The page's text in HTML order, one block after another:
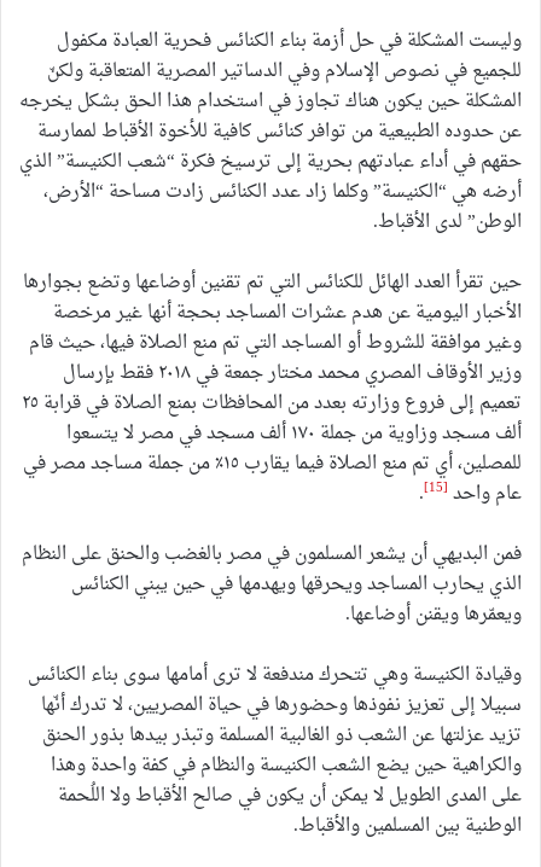
وليست المشكلة في حل أزمة بناء الكنائس فحرية العبادة مكفول
للجميع في نصوص الإسلام وفي الدساتير المصرية المتعاقبة ولكنّ
المشكلة حين يكون هناك تجاوز في استخدام هذا الحق بشكل يخرجه
عن حدوده الطبيعية من توافر كنائس كافية للأخوة الأقباط لممارسة
حقهم في أداء عبادتهم بحرية إلى ترسيخ فكرة “شعب الكنيسة” الذي
أرضه هي “الكنيسة” وكلما زاد عدد الكنائس زادت مساحة “الأرض،
الوطن” لدى الأقباط.
حين تقرأ العدد الهائل للكنائس التي تم تقنين أوضاعها وتضع بجوارها
الأخبار اليومية عن هدم عشرات المساجد بحجة أنها غير مرخصة
وغير موافقة للشروط أو المساجد التي تم منع الصلاة فيها، حيث قام
وزير الأوقاف المصري محمد مختار جمعة في ٢٠١٨ فقط بإرسال
تعميم إلى فروع وزارته بعدد من المحافظات بمنع الصلاة في قرابة ٢٥
ألف مسجد وزاوية من جملة ١٧٠ ألف مسجد في مصر لا يتسعوا
للمصلين، أي تم منع الصلاة فيما يقارب ١٥٪ من جملة مساجد مصر في
عام واحد [15]
.
فمن البديهي أن يشعر المسلمون في مصر بالغضب والحنق على النظام
الذي يحارب المساجد ويحرقها ويهدمها في حين يبني الكنائس
ويعمّرها ويقنن أوضاعها.
وقيادة الكنيسة وهي تتحرك مندفعة لا ترى أمامها سوى بناء الكنائس
سبيلا إلى تعزيز نفوذها وحضورها في حياة المصريين، لا تدرك أنّها
تزيد عزلتها عن الشعب ذو الغالبية المسلمة وتبذر بيدها بذور الحنق
والكراهية حين يضع الشعب الكنيسة والنظام في كفة واحدة وهذا
على المدى الطويل لا يمكن أن يكون في صالح الأقباط ولا اللُحمة
الوطنية بين المسلمين والأقباط.